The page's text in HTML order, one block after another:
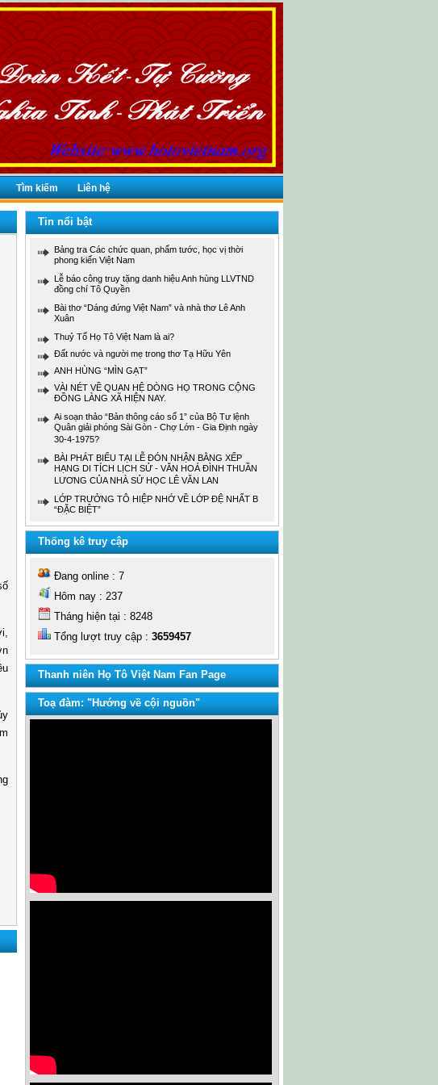
Tìm kiếm Liên hệ
Tin nổi bật
Bảng tra Các chức quan, phẩm tước, học vị thời
phong kiến Việt Nam
Lễ báo công truy tặng danh hiệu Anh hùng LLVTND
đồng chí Tô Quyền
Bài thơ “Dáng đứng Việt Nam” và nhà thơ Lê Anh
Xuân
Thuỷ Tổ Họ Tô Việt Nam là ai?
Đất nước và người mẹ trong thơ Tạ Hữu Yên
ANH HÙNG “MÌN GẠT”
VÀI NÉT VỀ QUAN HỆ DÒNG HỌ TRONG CỘNG
ĐỒNG LÀNG XÃ HIỆN NAY.
Ai soạn thảo “Bản thông cáo số 1” của Bộ Tư lệnh
Quân giải phóng Sài Gòn - Chợ Lớn - Gia Định ngày
30-4-1975?
BÀI PHÁT BIỂU TẠI LỄ ĐÓN NHẬN BẰNG XẾP
HẠNG DI TÍCH LỊCH SỬ - VĂN HOÁ ĐÌNH THUẦN
LƯƠNG CỦA NHÀ SỬ HỌC LÊ VĂN LAN
LỚP TRƯỞNG TÔ HIỆP NHỚ VỀ LỚP ĐỆ NHẤT B
“ĐẶC BIỆT”
Thống kê truy cập
Đang online : 7
Hôm nay : 237
Tháng hiện tại : 8248
Tổng lượt truy cập : 3659457
Thanh niên Họ Tô Việt Nam Fan Page
Toạ đàm: "Hướng về cội nguồn"